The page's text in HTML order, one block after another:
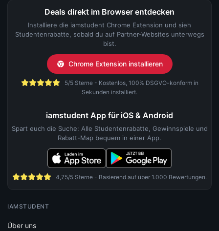
Deals direkt im Browser entdecken
Installiere die iamstudent Chrome Extension und sieh
Studentenrabatte, sobald du auf Partner-Websites unterwegs
bist.
Chrome Extension installieren
5/5 Sterne - Kostenlos, 100% DSGVO-konform in
Sekunden installiert.
iamstudent App für iOS & Android
Spart euch die Suche: Alle Studentenrabatte, Gewinnspiele und
Rabatt-Map bequem in einer App.
4,75/5 Sterne - Basierend auf über 1.000 Bewertungen.
IAMSTUDENT
Über uns